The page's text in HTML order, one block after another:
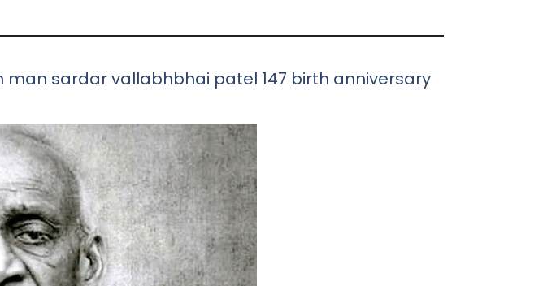
iron man sardar vallabhbhai patel 147 birth anniversary